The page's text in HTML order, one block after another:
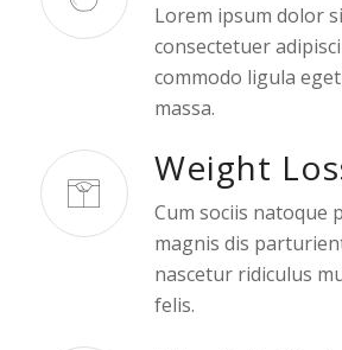
Lorem ipsum dolor
consectetuer
commodo ligula
massa.
Weight
Cum sociis natoque
magnis dis
nascetur ridiculus
felis.